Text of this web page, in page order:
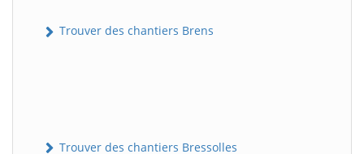
Trouver des chantiers Brens
Trouver des chantiers Bressolles